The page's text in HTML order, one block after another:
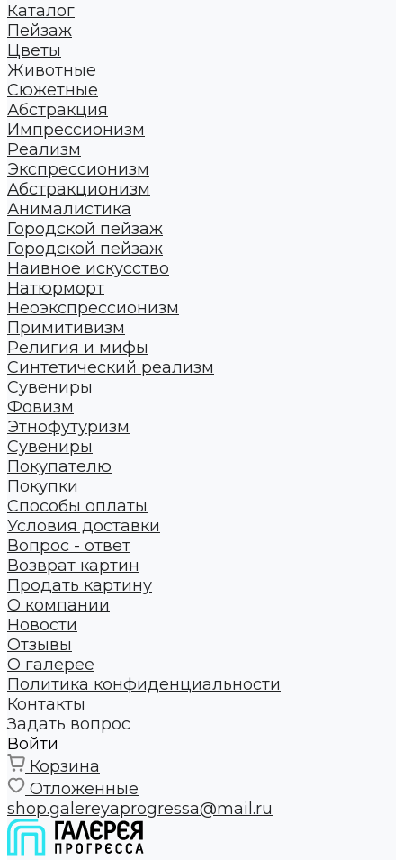
Каталог
Пейзаж
Цветы
Животные
Сюжетные
Абстракция
Импрессионизм
Реализм
Экспрессионизм
Абстракционизм
Анималистика
Городской пейзаж
Городской пейзаж
Наивное искусство
Натюрморт
Неоэкспрессионизм
Примитивизм
Религия и мифы
Синтетический реализм
Сувениры
Фовизм
Этнофутуризм
Сувениры
Покупателю
Покупки
Способы оплаты
Условия доставки
Вопрос - ответ
Возврат картин
Продать картину
О компании
Новости
Отзывы
О галерее
Политика конфиденциальности
Контакты
Задать вопрос
Войти
Корзина
Отложенные
shop.galereyaprogressa@mail.ru